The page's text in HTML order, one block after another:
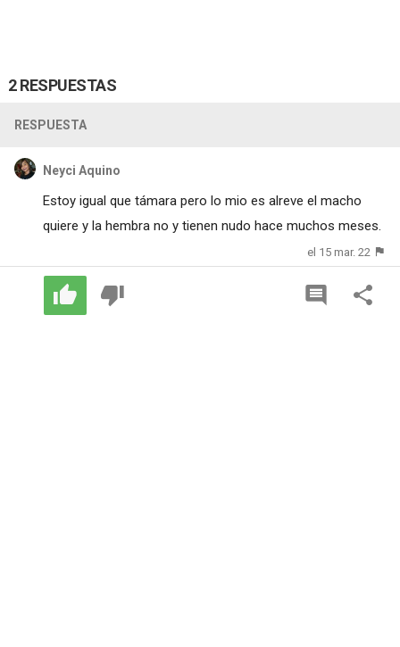
2 RESPUESTAS
RESPUESTA
Neyci Aquino
Estoy igual que támara pero lo mio es alreve el macho
quiere y la hembra no y tienen nudo hace muchos meses.
el 15 mar. 22